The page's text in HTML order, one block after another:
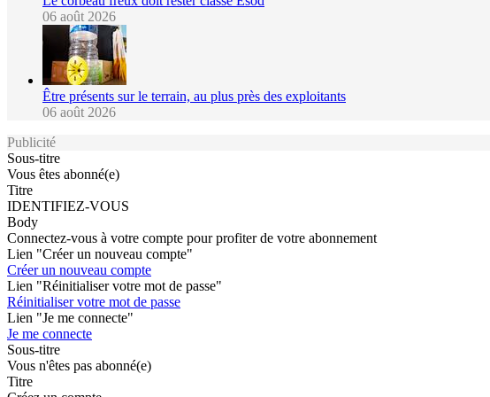
06 août 2026
Être présents sur le terrain, au plus près des exploitants
06 août 2026
Publicité
Sous-titre
Vous êtes abonné(e)
Titre
IDENTIFIEZ-VOUS
Body
Connectez-vous à votre compte pour profiter de votre abonnement
Lien "Créer un nouveau compte"
Créer un nouveau compte
Lien "Réinitialiser votre mot de passe"
Réinitialiser votre mot de passe
Lien "Je me connecte"
Je me connecte
Sous-titre
Vous n'êtes pas abonné(e)
Titre